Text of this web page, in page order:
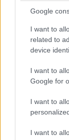
Google
I want to
related to
device
I want to
Google for
I want to
I want to